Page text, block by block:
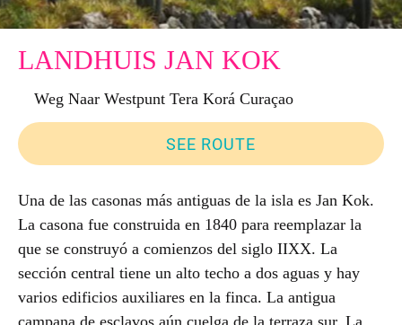
LANDHUIS JAN KOK
Weg Naar Westpunt Tera Korá Curaçao
SEE ROUTE
Una de las casonas más antiguas de la isla es Jan Kok.
La casona fue construida en 1840 para reemplazar la
que se construyó a comienzos del siglo IIXX. La
sección central tiene un alto techo a dos aguas y hay
varios edificios auxiliares en la finca. La antigua